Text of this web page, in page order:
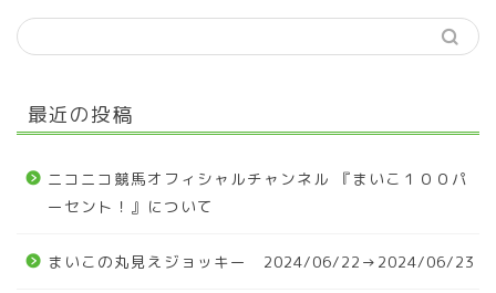
最近の投稿
ニコニコ競馬オフィシャルチャンネル 『まいこ１００パ
ーセント！』について
まいこの丸見えジョッキー 2024/06/22→2024/06/23